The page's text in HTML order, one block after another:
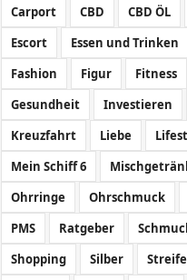
Carport
CBD CBD ÖL
Escort
Essen und Trinken
Fashion
Figur Fitness
Gesundheit
Investieren
Kreuzfahrt
Liebe
Mein Schiff 6
Ohrringe
Ohrschmuck
PMS
Ratgeber
Shopping
Silber